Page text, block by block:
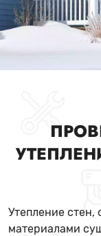
Утепление
материалами